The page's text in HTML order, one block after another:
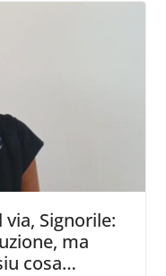
via, Signorile:
ma
cosa